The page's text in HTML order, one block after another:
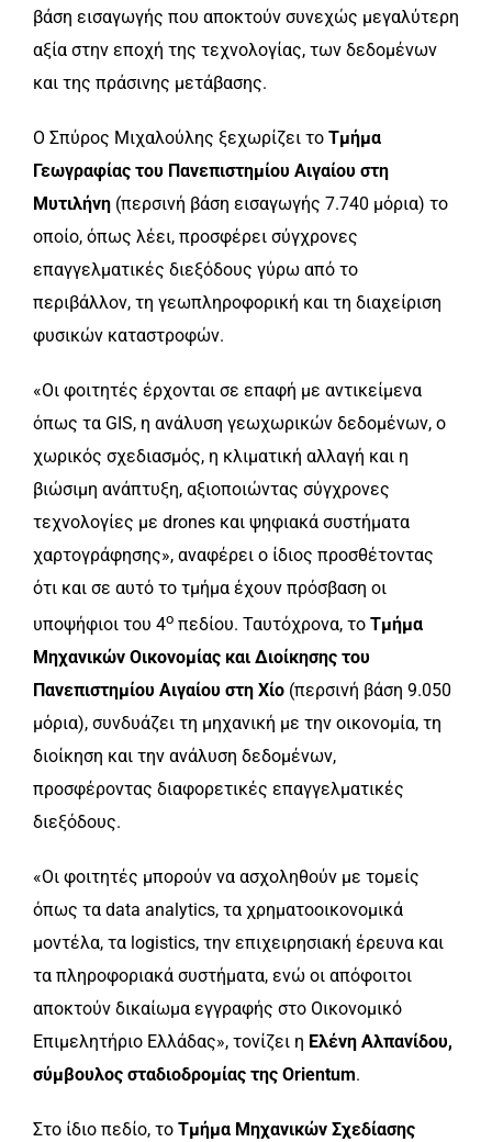
βάση εισαγωγής που αποκτούν συνεχώς μεγαλύτερη
αξία στην εποχή της τεχνολογίας, των δεδομένων
και της πράσινης μετάβασης.
Ο Σπύρος Μιχαλούλης ξεχωρίζει το Τμήμα
Γεωγραφίας του Πανεπιστημίου Αιγαίου στη
Μυτιλήνη (περσινή βάση εισαγωγής 7.740 μόρια) το
οποίο, όπως λέει, προσφέρει σύγχρονες
επαγγελματικές διεξόδους γύρω από το
περιβάλλον, τη γεωπληροφορική και τη διαχείριση
φυσικών καταστροφών.
«Οι φοιτητές έρχονται σε επαφή με αντικείμενα
όπως τα GIS, η ανάλυση γεωχωρικών δεδομένων, ο
χωρικός σχεδιασμός, η κλιματική αλλαγή και η
βιώσιμη ανάπτυξη, αξιοποιώντας σύγχρονες
τεχνολογίες με drones και ψηφιακά συστήματα
χαρτογράφησης», αναφέρει ο ίδιος προσθέτοντας
ότι και σε αυτό το τμήμα έχουν πρόσβαση οι
υποψήφιοι του 4ο πεδίου. Ταυτόχρονα, το Τμήμα
Μηχανικών Οικονομίας και Διοίκησης του
Πανεπιστημίου Αιγαίου στη Χίο (περσινή βάση 9.050
μόρια), συνδυάζει τη μηχανική με την οικονομία, τη
διοίκηση και την ανάλυση δεδομένων,
προσφέροντας διαφορετικές επαγγελματικές
διεξόδους.
«Οι φοιτητές μπορούν να ασχοληθούν με τομείς
όπως τα data analytics, τα χρηματοοικονομικά
μοντέλα, τα logistics, την επιχειρησιακή έρευνα και
τα πληροφοριακά συστήματα, ενώ οι απόφοιτοι
αποκτούν δικαίωμα εγγραφής στο Οικονομικό
Επιμελητήριο Ελλάδας», τονίζει η Ελένη Αλπανίδου,
σύμβουλος σταδιοδρομίας της Orientum.
Στο ίδιο πεδίο, το Τμήμα Μηχανικών Σχεδίασης